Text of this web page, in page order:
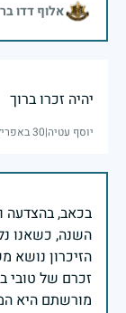
אלוף דדו
יהיה זכרו ברוך
יוסף עטיה|30 באפריל 2025
בכאב, בהצדעה
השנה, כשאנו
הזיכרון נושא
זכרם של טובי
מורשתם היא